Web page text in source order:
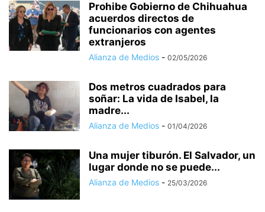
Prohibe Gobierno de Chihuahua
acuerdos directos de
funcionarios con agentes
extranjeros
Alianza de Medios - 02/05/2026
Dos metros cuadrados para
soñar: La vida de Isabel, la
madre...
Alianza de Medios - 01/04/2026
Una mujer tiburón. El Salvador, un
lugar donde no se puede...
Alianza de Medios - 25/03/2026